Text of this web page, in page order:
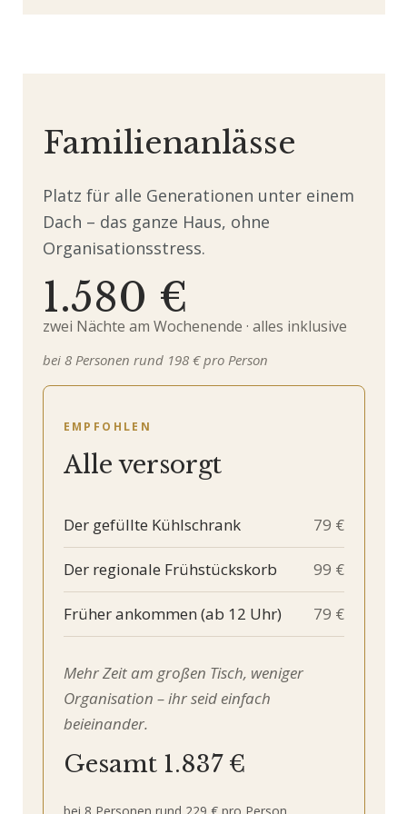
Familienanlässe
Platz für alle Generationen unter einem
Dach – das ganze Haus, ohne
Organisationsstress.
1.580 €
zwei Nächte am Wochenende · alles inklusive
bei 8 Personen rund 198 € pro Person
EMPFOHLEN
Alle versorgt
Der gefüllte Kühlschrank 79 €
Der regionale Frühstückskorb 99 €
Früher ankommen (ab 12 Uhr) 79 €
Mehr Zeit am großen Tisch, weniger
Organisation – ihr seid einfach
beieinander.
Gesamt 1.837 €
bei 8 Personen rund 229 € pro Person